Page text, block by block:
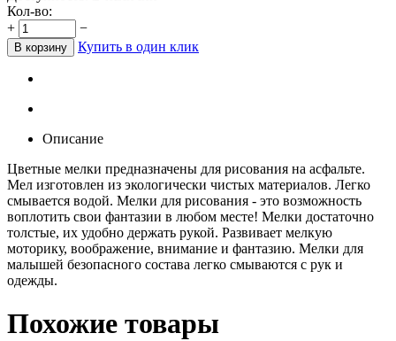
Кол-во:
+
−
В корзину Купить в один клик
Описание
Цветные мелки предназначены для рисования на асфальте.
Мел изготовлен из экологически чистых материалов. Легко
смывается водой. Мелки для рисования - это возможность
воплотить свои фантазии в любом месте! Мелки достаточно
толстые, их удобно держать рукой. Развивает мелкую
моторику, воображение, внимание и фантазию. Мелки для
малышей безопасного состава легко смываются с рук и
одежды.
Похожие товары